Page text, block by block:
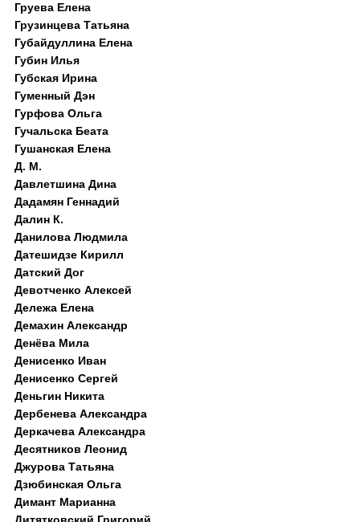
Груева Елена
Грузинцева Татьяна
Губайдуллина Елена
Губин Илья
Губская Ирина
Гуменный Дэн
Гурфова Ольга
Гучальска Беата
Гушанская Елена
Д. M.
Давлетшина Дина
Дадамян Геннадий
Далин К.
Данилова Людмила
Датешидзе Кирилл
Датский Дог
Девотченко Алексей
Дележа Елена
Демахин Александр
Денёва Мила
Денисенко Иван
Денисенко Сергей
Деньгин Никита
Дербенева Александра
Деркачева Александра
Десятников Леонид
Джурова Татьяна
Дзюбинская Ольга
Димант Марианна